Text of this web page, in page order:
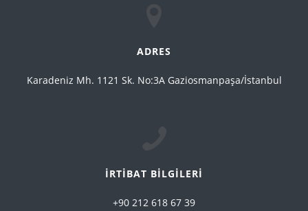
ADRES
Karadeniz Mh. 1121 Sk. No:3A Gaziosmanpaşa/İstanbul
İRTİBAT BİLGİLERİ
+90 212 618 67 39